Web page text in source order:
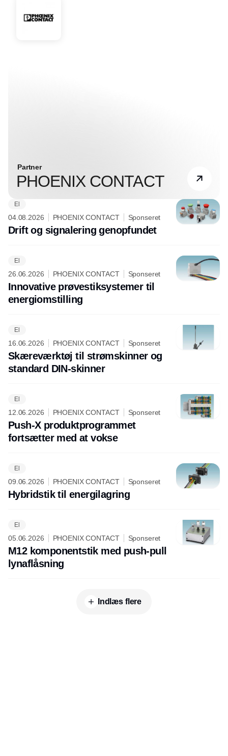
Partner
PHOENIX CONTACT
El
04.08.2026 PHOENIX CONTACT Sponseret
Drift og signalering genopfundet
El
26.06.2026 PHOENIX CONTACT Sponseret
Innovative prøvestiksystemer til
energiomstilling
El
16.06.2026 PHOENIX CONTACT Sponseret
Skæreværktøj til strømskinner og
standard DIN-skinner
El
12.06.2026 PHOENIX CONTACT Sponseret
Push-X produktprogrammet
fortsætter med at vokse
El
09.06.2026 PHOENIX CONTACT Sponseret
Hybridstik til energilagring
El
05.06.2026 PHOENIX CONTACT Sponseret
M12 komponentstik med push-pull
lynaflåsning
Indlæs flere